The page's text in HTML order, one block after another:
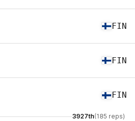
FIN
FIN
FIN
3927th(185 reps)